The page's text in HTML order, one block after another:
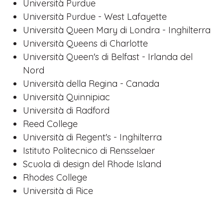
Università Purdue
Università Purdue - West Lafayette
Università Queen Mary di Londra - Inghilterra
Università Queens di Charlotte
Università Queen's di Belfast - Irlanda del
Nord
Università della Regina - Canada
Università Quinnipiac
Università di Radford
Reed College
Università di Regent's - Inghilterra
Istituto Politecnico di Rensselaer
Scuola di design del Rhode Island
Rhodes College
Università di Rice